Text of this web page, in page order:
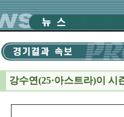
강수연(25·아스트라)이 시